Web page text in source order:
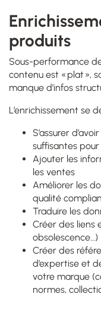
produits
Sous-performance
contenu est « plat »,
manque d’infos
L’enrichissement se
S’assurer
suffisantes
Ajouter les
les ventes
Améliorer les
qualité
Traduire les
Créer des liens
obsolescence…)
Créer des
d’expertise et
votre marque
normes,